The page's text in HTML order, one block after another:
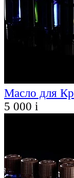
Масло для
5 000 i